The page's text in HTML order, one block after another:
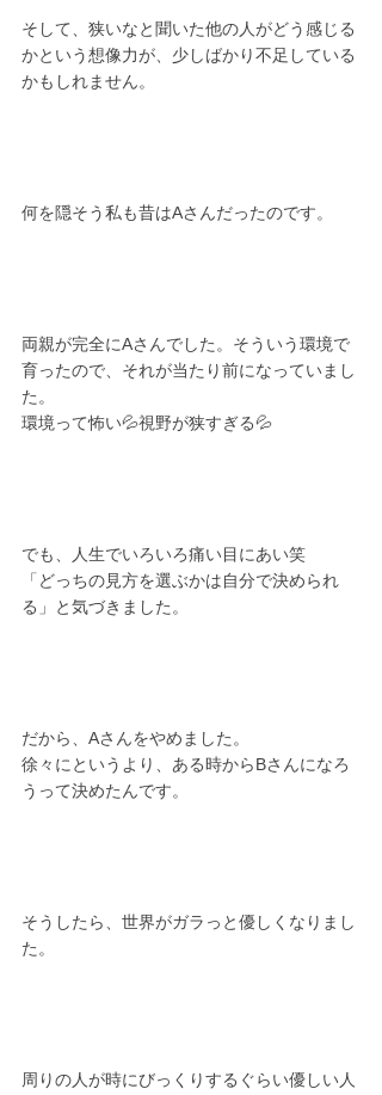
そして、狭いなと聞いた他の人がどう感じる
かという想像力が、少しばかり不足している
かもしれません。
何を隠そう私も昔はAさんだったのです。
両親が完全にAさんでした。そういう環境で
育ったので、それが当たり前になっていまし
た。
環境って怖い💦視野が狭すぎる💦
でも、人生でいろいろ痛い目にあい笑
「どっちの見方を選ぶかは自分で決められ
る」と気づきました。
だから、Aさんをやめました。
徐々にというより、ある時からBさんになろ
うって決めたんです。
そうしたら、世界がガラっと優しくなりまし
た。
周りの人が時にびっくりするぐらい優しい人